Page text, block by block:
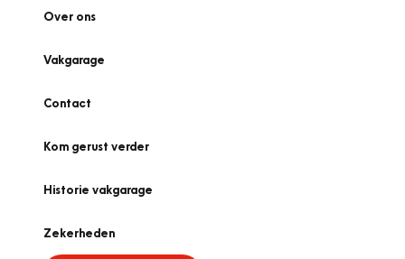
Over ons
Vakgarage
Contact
Kom gerust verder
Historie vakgarage
Zekerheden